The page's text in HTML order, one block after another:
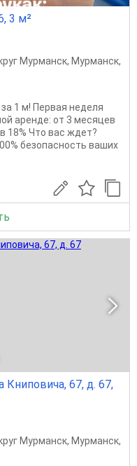
3 м²
Мурманск, Мурманск,
1 м! Пeрвая нeдeля
apeндe: oт 3 меcяцeв
18% Чтo вac ждeт?
бeзoпаcноcть вaших
Книповича, 67, д. 67,
Мурманск, Мурманск,